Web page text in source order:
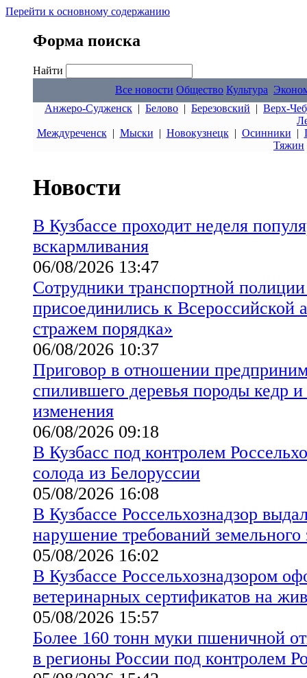
Перейти к основному содержанию
Форма поиска
Найти
Все новости Общество Культура
Анжеро-Судженск | Белово | Березовский | Верх-
Междуреченск| Мыски | Новокузнецк| Осинники |
Тяжин
Новости
В Кузбассе проходит неделя
вскармливания
06/08/2026 13:47
Сотрудники транспортной полиции
присоединились к Всероссийской
стражем порядка»
06/08/2026 10:37
Приговор в отношении
спилившего деревья породы кедр и
изменения
06/08/2026 09:18
В Кузбасс под контролем
солода из Белоруссии
05/08/2026 16:08
В Кузбассе Россельхознадзор
нарушение требований земельного
05/08/2026 16:02
В Кузбассе Россельхознадзором
ветеринарных сертификатов на
05/08/2026 15:57
Более 160 тонн муки пшеничной
в регионы России под контролем